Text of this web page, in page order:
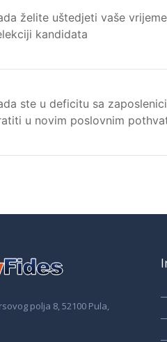
želite uštedjeti vaše
kandidata
ste u deficitu sa
u novim poslovnim
polja 8, 52100 Pula,